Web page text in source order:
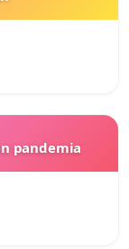
pandemia